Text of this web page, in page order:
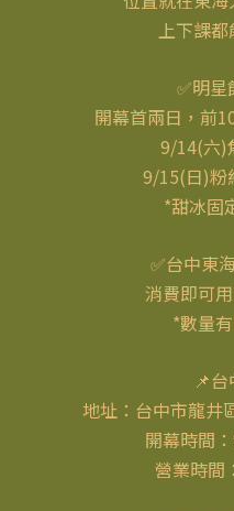
上下課
✅明
開幕首兩日，前
9/14(六)
9/15(日)粉
*甜冰固
✅台中東
消費即可
*數量
📌
地址：台中市龍井
開幕時間
營業時間